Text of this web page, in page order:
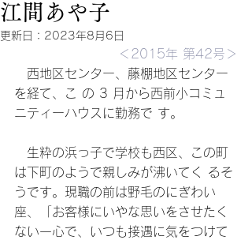
江間あや子
更新日： 2023年8月6日
＜2015年 第42号＞
西地区センター、藤棚地区センター
を経て、こ の 3 月から西前小コミュ
ニティーハウスに勤務で す。
生粋の浜っ子で学校も西区、この町
は下町のようで親しみが沸いてく るそ
うです。現職の前は野毛のにぎわい
座、「お客様にいやな思いをさせたく
ない一心で、いつも接遇に気をつけて